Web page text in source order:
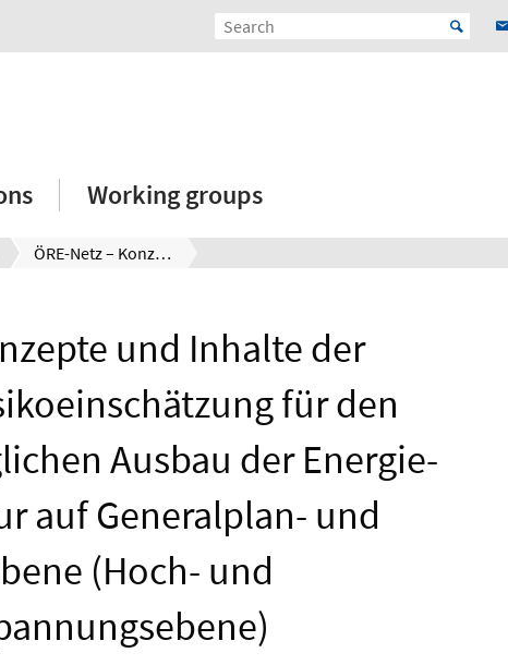
Working groups
ÖRE-Netz – Konzepte und Inhalte der ökologischen Risikoeinschätzung für den naturschutzverträglichen Ausbau der Energie-Netzinfrastruktur auf Generalplan- und Bundesebene (Hoch- und Höchstspannungsebene)
und Inhalte der
für den
Ausbau der Energie-
auf Generalplan- und
(Hoch- und